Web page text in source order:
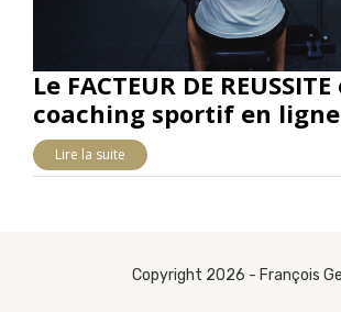
Le FACTEUR DE REUSSITE
coaching sportif en ligne
Lire la suite
Copyright 2026 - François